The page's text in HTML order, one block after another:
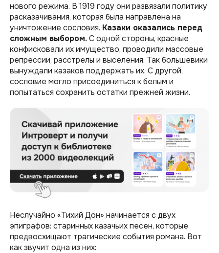
нового режима. В 1919 году они развязали политику
расказачивания, которая была направлена на
уничтожение сословия. Казаки оказались перед
сложным выбором.С одной стороны, красные
конфисковали их имущество, проводили массовые
репрессии, расстрелы и выселения. Так большевики
вынуждали казаков поддержать их. С другой,
сословие могло присоединиться к белым и
попытаться сохранить остатки прежней жизни.
Неслучайно «Тихий Дон» начинается с двух
эпиграфов: старинных казачьих песен, которые
предвосхищают трагические события романа. Вот
как звучит одна из них: